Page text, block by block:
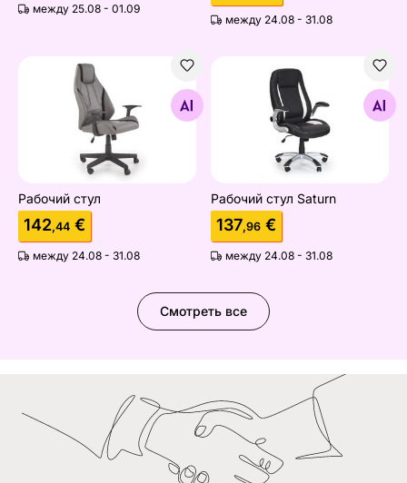
между 25.08 - 01.09
между 24.08 - 31.08
Рабочий стул
Найдите похожие
Рабочий стул
142,44 €
между 24.08 - 31.08
Рабочий стул Saturn
Найдите похожие
Рабочий стул Saturn
137,96 €
между 24.08 - 31.08
Смотреть все